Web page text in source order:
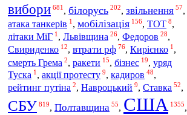
вибори 681 , білорусь 202, звільнення 57,
атака танкерів 1 , мобілізація 156, ТОТ 8,
літаки МіГ 1 , Львівщина 26, Федоров 28,
Свириденко 12, втрати рф 76, Кирієнко 1 ,
смерть Грема 2, ракети 15, бізнес 19, уряд
Туска 1 , акції протесту 9, кадиров 48,
рейтинг путіна 2, Навроцький 9, Ставка 52,
СБУ 819, Полтавщина 55, США 1355,